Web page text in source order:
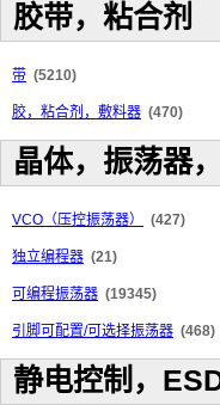
胶带，粘合剂
带 (5210)
胶，粘合剂，敷料器 (470)
晶体，振荡器
VCO（压控振荡器） (427)
独立编程器 (21)
可编程振荡器 (19345)
引脚可配置/可选择振荡器 (468)
静电控制，